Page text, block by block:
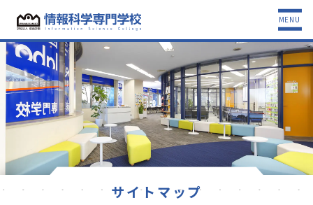
MENU
サイトマップ